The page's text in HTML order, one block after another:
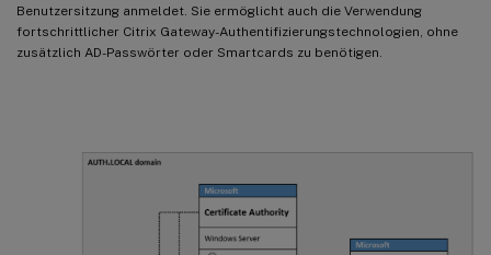
Benutzersitzung anmeldet. Sie ermöglicht auch die Verwendung
fortschrittlicher Citrix Gateway-Authentifizierungstechnologien, ohne
zusätzlich AD-Passwörter oder Smartcards zu benötigen.